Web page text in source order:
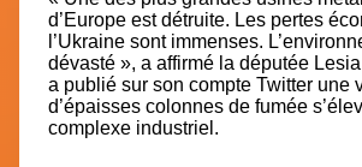
d’Europe est détruite. Les pertes
l’Ukraine sont immenses.
dévasté », a affirmé la députée
a publié sur son compte Twitter une
d’épaisses colonnes de fumée
complexe industriel.